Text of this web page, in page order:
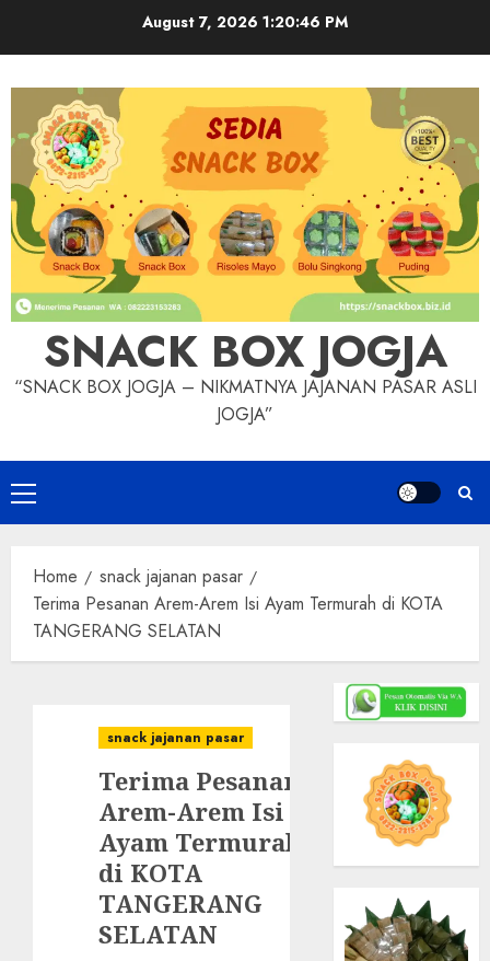
August 7, 20261:20:47 PM
SNACK BOX JOGJA
“SNACK BOX JOGJA – NIKMATNYA JAJANAN PASAR ASLI
JOGJA”
Primary
Menu
Home
snack jajanan pasar
Terima Pesanan Arem-Arem Isi Ayam Termurah di KOTA
TANGERANG SELATAN
snack jajanan pasar
Terima Pesanan
Arem-Arem Isi
Ayam Termurah
di KOTA
TANGERANG
SELATAN